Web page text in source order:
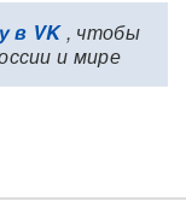
в VK, чтобы
и мире